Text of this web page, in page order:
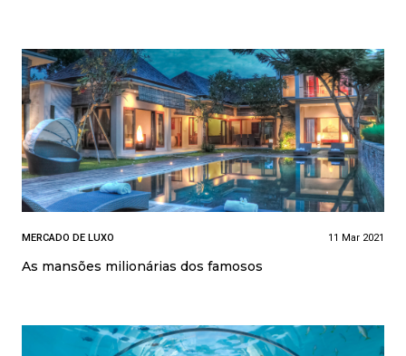
MERCADO DE LUXO 11 Mar 2021
As mansões milionárias dos famosos